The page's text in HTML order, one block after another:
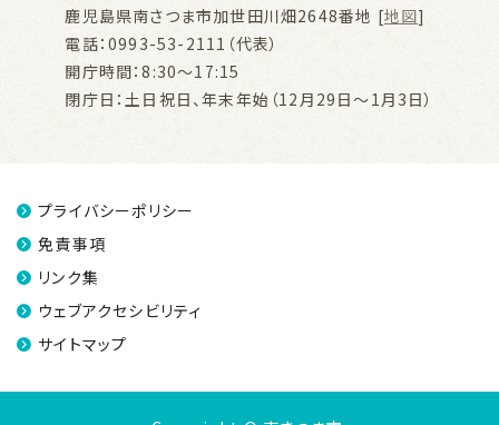
鹿児島県南さつま市加世田川畑2648番地 [地図]
電話：0993-53-2111（代表）
開庁時間：8:30～17:15
閉庁日：土日祝日、年末年始（12月29日～1月3日）
プライバシーポリシー
免責事項
リンク集
ウェブアクセシビリティ
サイトマップ